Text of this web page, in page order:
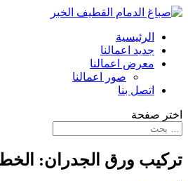
الرئيسية
جديد اعمالنا
معرض اعمالنا
صور اعمالنا
اتصل بنا
اختر صفحة
تركيب ورق الجدران: